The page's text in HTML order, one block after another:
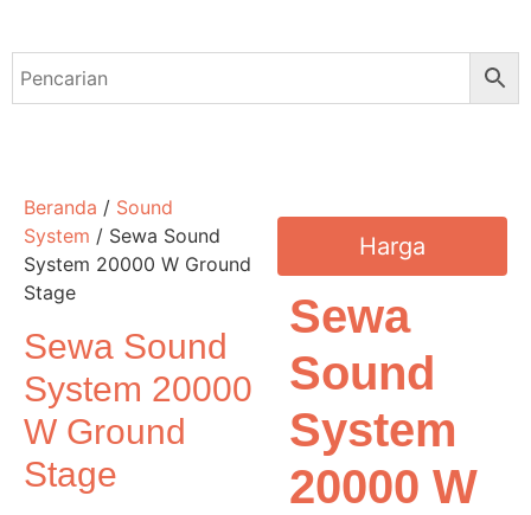
Beranda / Sound
System / Sewa Sound
System 20000 W Ground
Stage
Sewa Sound
System 20000
W Ground
Stage
Harga
Sewa
Sound
System
20000 W